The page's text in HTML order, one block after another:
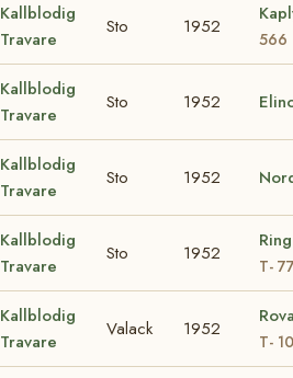
Kallblodig
Travare
Sto 1952
566
Kallblodig
Travare
Sto 1952
Kallblodig
Travare
Sto 1952
Kallblodig
Travare
Sto 1952
T-
Kallblodig
Travare
Valack 1952
T-